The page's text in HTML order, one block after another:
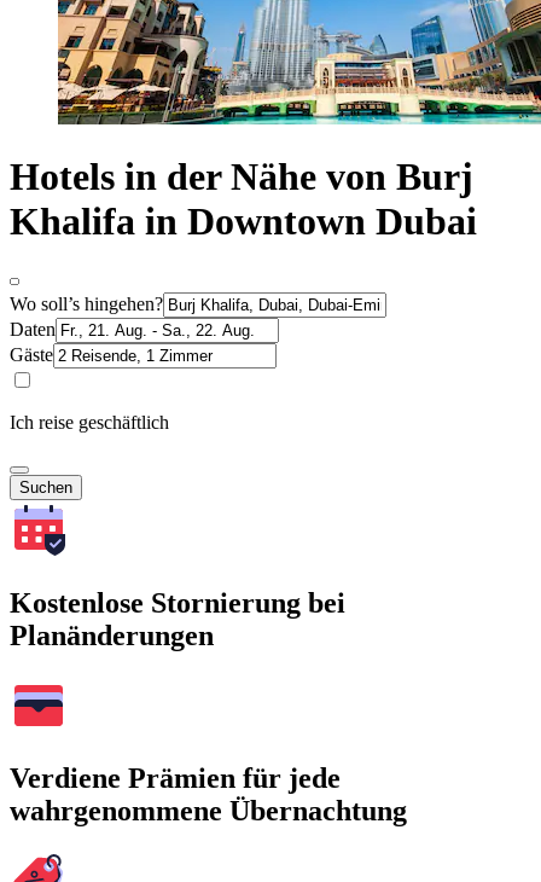
Hotels in der Nähe von Burj
Khalifa in Downtown Dubai
Wo soll’s hingehen?
Daten
Gäste
Ich reise geschäftlich
Suchen
Kostenlose Stornierung bei
Planänderungen
Verdiene Prämien für jede
wahrgenommene Übernachtung